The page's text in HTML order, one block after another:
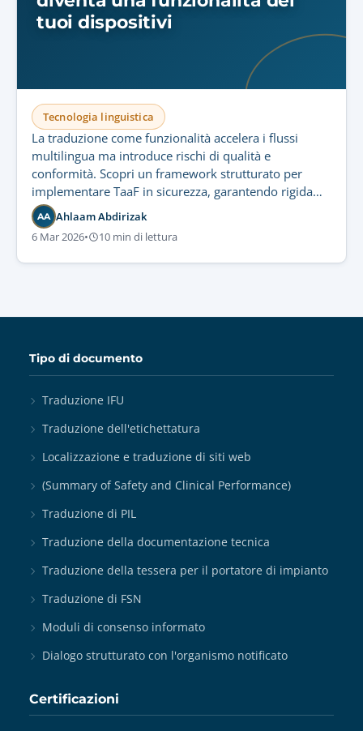
tuoi dispositivi
Tecnologia linguistica
La traduzione come funzionalità accelera i flussi
multilingua ma introduce rischi di qualità e
conformità. Scopri un framework strutturato per
implementare TaaF in sicurezza, garantendo rigida
governance e controllo normativo.
AA Ahlaam Abdirizak
6 Mar 2026• 10 min di lettura
Tipo di documento
Traduzione IFU
Traduzione dell'etichettatura
Localizzazione e traduzione di siti web
(Summary of Safety and Clinical Performance)
Traduzione di PIL
Traduzione della documentazione tecnica
Traduzione della tessera per il portatore di impianto
Traduzione di FSN
Moduli di consenso informato
Dialogo strutturato con l'organismo notificato
Certificazioni